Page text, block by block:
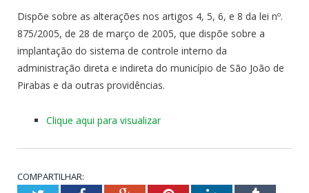
Dispõe sobre as alterações nos artigos 4, 5, 6, e 8 da lei nº.
875/2005, de 28 de março de 2005, que dispõe sobre a
implantação do sistema de controle interno da
administração direta e indireta do município de São João de
Pirabas e da outras providências.
Clique aqui para visualizar
COMPARTILHAR: